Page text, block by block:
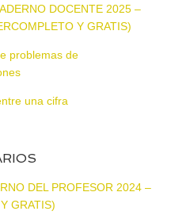
DOCENTE 2025 –
Y GRATIS)
problemas de
una cifra
DEL PROFESOR 2024 –
GRATIS)